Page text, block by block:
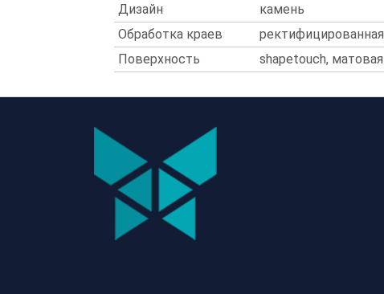
Дизайн
камень
Обработка краев
ректифицированная
Поверхность
shapetouch, матовая